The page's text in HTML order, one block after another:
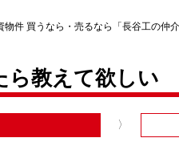
件 買うなら・売るなら「長谷工の仲介
ら教えて欲しい